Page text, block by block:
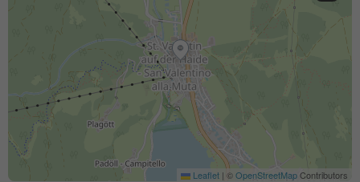
Leaflet | ©OpenStreetMapContributors